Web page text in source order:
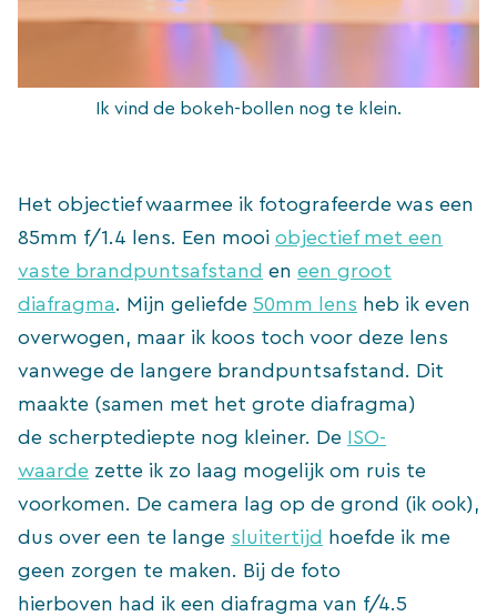
Ik vind de bokeh-bollen nog te klein.
Het objectief waarmee ik fotografeerde was een
85mm f/1.4 lens. Een mooi objectief met een
vaste brandpuntsafstand en een groot
diafragma. Mijn geliefde 50mm lens heb ik even
overwogen, maar ik koos toch voor deze lens
vanwege de langere brandpuntsafstand. Dit
maakte (samen met het grote diafragma)
de scherptediepte nog kleiner. De ISO-
waarde zette ik zo laag mogelijk om ruis te
voorkomen. De camera lag op de grond (ik ook),
dus over een te lange sluitertijd
hoefde ik me
geen zorgen te maken. Bij de foto
hierboven had ik een diafragma van f/4.5